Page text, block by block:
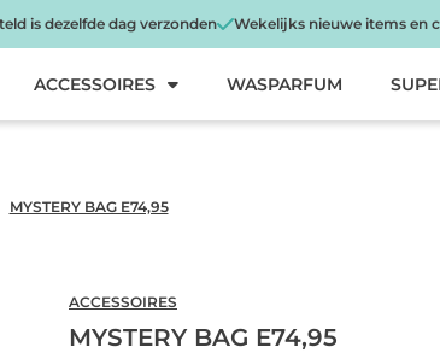
is dezelfde dag verzonden Wekelijks nieuwe items en
ACCESSOIRES WASPARFUM
MYSTERY BAG E74,95
ACCESSOIRES
MYSTERY BAG E74,95